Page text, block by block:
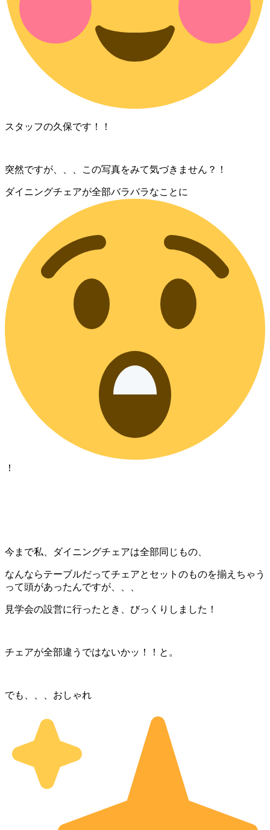
スタッフの久保です！！
突然ですが、、、この写真をみて気づきません？！
ダイニングチェアが全部バラバラなことに
！
今まで私、ダイニングチェアは全部同じもの、
なんならテーブルだってチェアとセットのものを揃えちゃう
って頭があったんですが、、、
見学会の設営に行ったとき、びっくりしました！
チェアが全部違うではないかッ！！と。
でも、、、おしゃれ